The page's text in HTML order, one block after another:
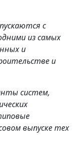
с
из самых
и
и
систем,
выпуске тех